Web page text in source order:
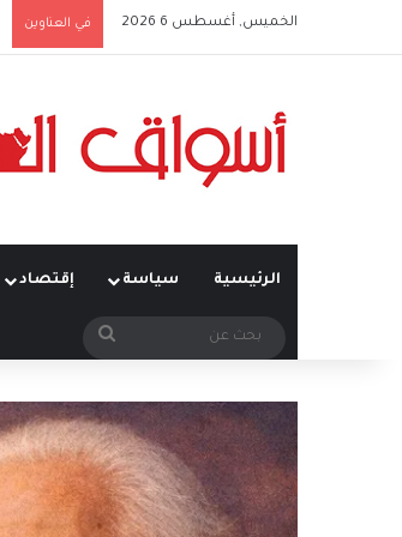
الخميس, أغسطس 6 2026 في العناوين
الرئيسية سياسة إقتصاد
بحث